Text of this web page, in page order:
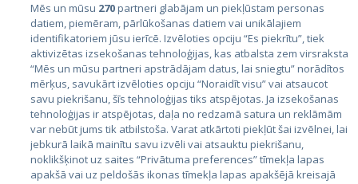
Страны
Эстония
Латвия
Литва
Mēs un mūsu 270partneri glabājam un piekļūstam personas
datiem, piemēram, pārlūkošanas datiem vai unikālajiem
identifikatoriem jūsu ierīcē. Izvēloties opciju “Es piekrītu”, tiek
aktivizētas izsekošanas tehnoloģijas, kas atbalsta zem virsraksta
“Mēs un mūsu partneri apstrādājam datus, lai sniegtu” norādītos
mērķus, savukārt izvēloties opciju “Noraidīt visu” vai atsaucot
savu piekrišanu, šīs tehnoloģijas tiks atspējotas. Ja izsekošanas
tehnoloģijas ir atspējotas, daļa no redzamā satura un reklāmām
var nebūt jums tik atbilstoša. Varat atkārtoti piekļūt šai izvēlnei, lai
jebkurā laikā mainītu savu izvēli vai atsauktu piekrišanu,
noklikšķinot uz saites “Privātuma preferences” tīmekļa lapas
apakšā vai uz peldošās ikonas tīmekļa lapas apakšējā kreisajā